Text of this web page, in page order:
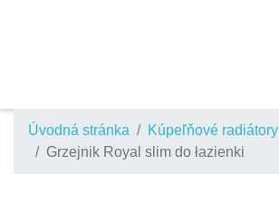
Úvodná stránka
Kúpeľňové radiátory
Grzejnik Royal slim do łazienki